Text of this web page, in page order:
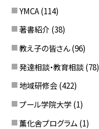
YMCA (114)
著書紹介 (38)
教え子の皆さん (96)
発達相談・教育相談 (78)
地域研修会 (422)
プール学院大学 (1)
薫化舎プログラム (1)